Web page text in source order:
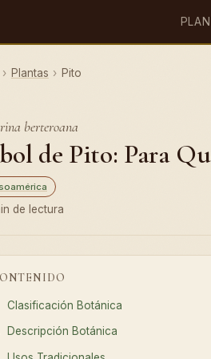
› Plantas › Pito
berteroana
de Pito: Para
de lectura
Clasificación Botánica
Descripción Botánica